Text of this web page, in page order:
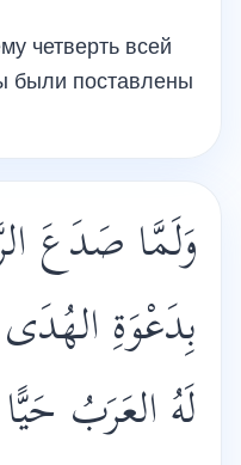
четверть всей
были поставлены
وَلَمَّا صَدَعَ
بِدَعْوَةِ
لَهُ العَرَبُ